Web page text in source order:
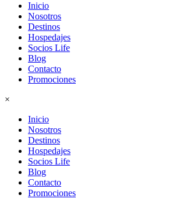
Inicio
Nosotros
Destinos
Hospedajes
Socios Life
Blog
Contacto
Promociones
×
Inicio
Nosotros
Destinos
Hospedajes
Socios Life
Blog
Contacto
Promociones